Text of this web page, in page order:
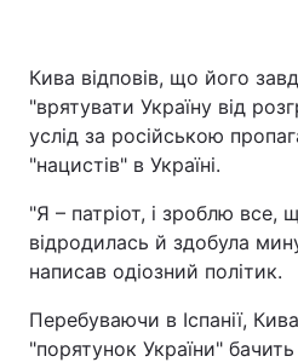
Кива відповів, що його
"врятувати Україну від
услід за російською
"нацистів" в Україні.
"Я – патріот, і зроблю все,
відродилась й здобула
написав одіозний політик.
Перебуваючи в Іспанії,
"порятунок України"